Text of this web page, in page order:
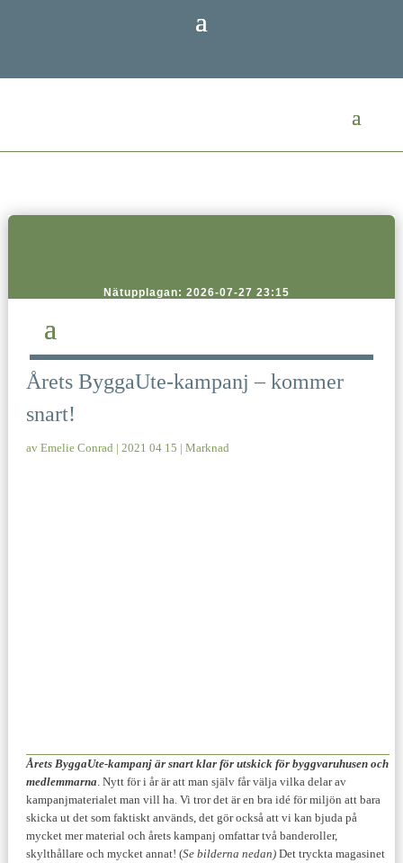
Nätupplagan: 2026-07-27 23:15
Årets ByggaUte-kampanj – kommer
snart!
av Emelie Conrad | 2021 04 15 | Marknad
Årets ByggaUte-kampanj är snart klar för utskick för byggvaruhusen och
medlemmarna . Nytt för i år är att man själv får välja vilka delar av
kampanjmaterialet man vill ha. Vi tror det är en bra idé för miljön att bara
skicka ut det som faktiskt används, det gör också att vi kan bjuda på
mycket mer material och årets kampanj omfattar två banderoller,
skylthållare och mycket annat! (Se bilderna nedan)Det tryckta magasinet